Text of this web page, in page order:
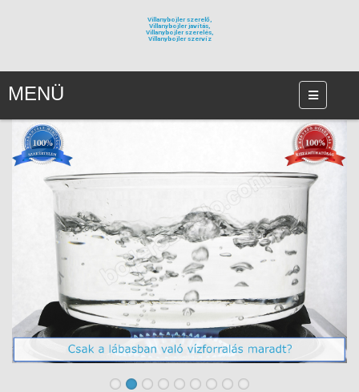
Villanybojler szerelő,
Villanybojler javítás,
Villanybojler szerelés,
Villanybojler szervíz
MENÜ